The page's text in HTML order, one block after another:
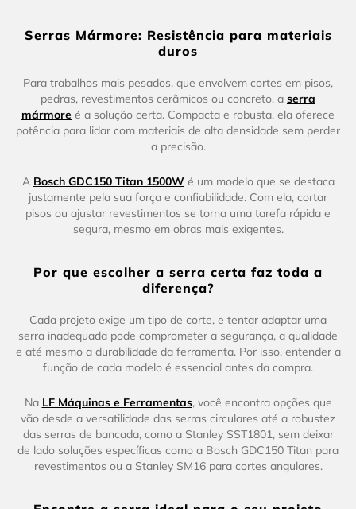
Serras Mármore: Resistência para materiais
duros
Para trabalhos mais pesados, que envolvem cortes em pisos,
pedras, revestimentos cerâmicos ou concreto, a serra
mármore é a solução certa. Compacta e robusta, ela oferece
potência para lidar com materiais de alta densidade sem perder
a precisão.
A Bosch GDC150 Titan 1500Wé um modelo que se destaca
justamente pela sua força e confiabilidade. Com ela, cortar
pisos ou ajustar revestimentos se torna uma tarefa rápida e
segura, mesmo em obras mais exigentes.
Por que escolher a serra certa faz toda a
diferença?
Cada projeto exige um tipo de corte, e tentar adaptar uma
serra inadequada pode comprometer a segurança, a qualidade
e até mesmo a durabilidade da ferramenta. Por isso, entender a
função de cada modelo é essencial antes da compra.
Na LF Máquinas e Ferramentas, você encontra opções que
vão desde a versatilidade das serras circulares até a robustez
das serras de bancada, como a Stanley SST1801, sem deixar
de lado soluções específicas como a Bosch GDC150 Titan para
revestimentos ou a Stanley SM16 para cortes angulares.